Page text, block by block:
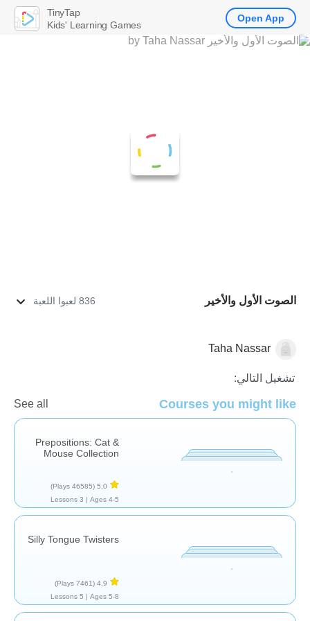
الصوت الأول والأخير 836 لعبوا اللعبة
Taha Nassar
تشغيل التالي:
Courses you might like
See all
Prepositions: Cat &
Mouse Collection
5,0
(46585 Plays)
Ages 4-5 |
3 Lessons
Silly Tongue Twisters
4,9
(7461 Plays)
Ages 5-8 |
5 Lessons
TinyTap
Kids' Learning Games
Open App